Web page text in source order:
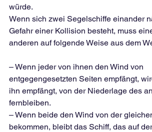
würde.
Wenn sich zwei Segelschiffe einander
Gefahr einer Kollision besteht, muss
anderen auf folgende Weise aus dem
– Wenn jeder von ihnen den Wind von
entgegengesetzten Seiten empfängt,
ihn empfängt, von der Niederlage des
fernbleiben.
– Wenn beide den Wind von der
bekommen, bleibt das Schiff, das auf